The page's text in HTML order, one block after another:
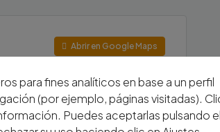
Abrir en Google Maps
para fines analíticos en base a un perfil
(por ejemplo, páginas visitadas).
Puedes aceptarlas pulsando el